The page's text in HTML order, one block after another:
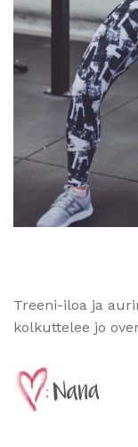
Treeni-iloa ja
kolkuttelee jo